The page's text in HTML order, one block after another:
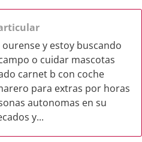
ourense y estoy buscando
o cuidar mascotas
carnet b con coche
para extras por horas
autonomas en su
y...